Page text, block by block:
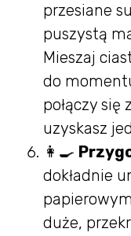
przesiane
puszystą
Mieszaj
do
połączy się
uzyskasz
👩‍🍳
dokładnie
duże,